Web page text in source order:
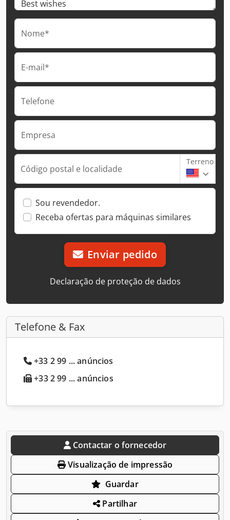
Nome*
E-mail*
Telefone
Empresa
Código postal e localidade
Terreno
Sou revendedor.
Receba ofertas para máquinas similares
Enviar pedido
Declaração de proteção de dados
Telefone & Fax
+33 2 99 ... anúncios
+33 2 99 ... anúncios
Contactar o fornecedor
Visualização de impressão
Guardar
Partilhar